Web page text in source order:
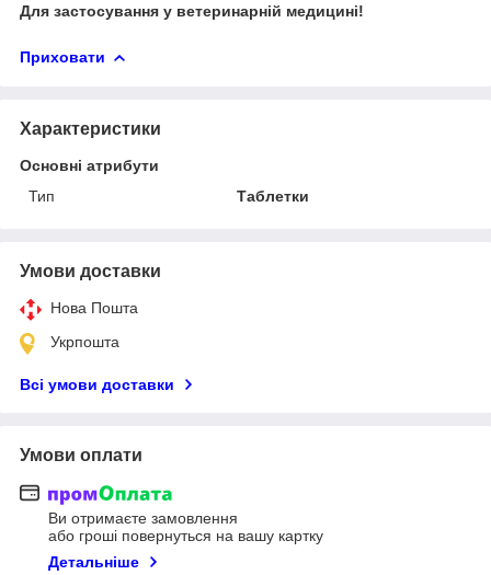
Для застосування у ветеринарній медицині!
Приховати
Характеристики
Основні атрибути
Тип
Таблетки
Умови доставки
Нова Пошта
Укрпошта
Всі умови доставки
Умови оплати
Ви отримаєте замовлення
або гроші повернуться на вашу картку
Детальніше